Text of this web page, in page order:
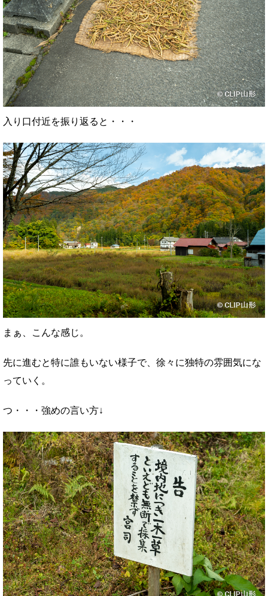
入り口付近を振り返ると・・・
まぁ、こんな感じ。
先に進むと特に誰もいない様子で、徐々に独特の雰囲気にな
っていく。
つ・・・強めの言い方↓